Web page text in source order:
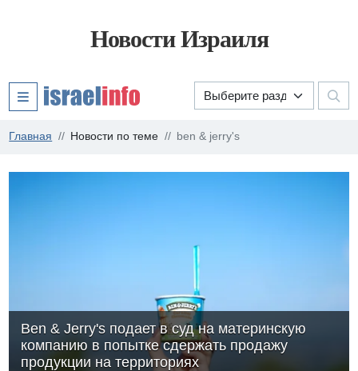
Новости Израиля
Главная Новости по теме ben & jerry's
Ben & Jerry's подает в суд на материнскую
компанию в попытке сдержать продажу
продукции на территориях